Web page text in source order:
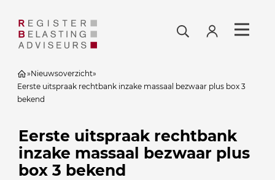
»Nieuwsoverzicht»
Eerste uitspraak rechtbank inzake massaal bezwaar plus box 3
bekend
Eerste uitspraak rechtbank
inzake massaal bezwaar plus
box 3 bekend